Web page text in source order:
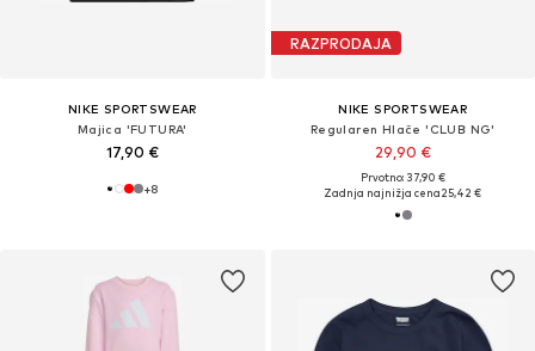
NIKE SPORTSWEAR
Majica 'FUTURA'
17,90 €
+8
RAZPRODAJA
NIKE SPORTSWEAR
Regularen Hlače 'CLUB NG'
29,90 €
Prvotno: 37,90 €
Zadnja najnižja cena25,42 €